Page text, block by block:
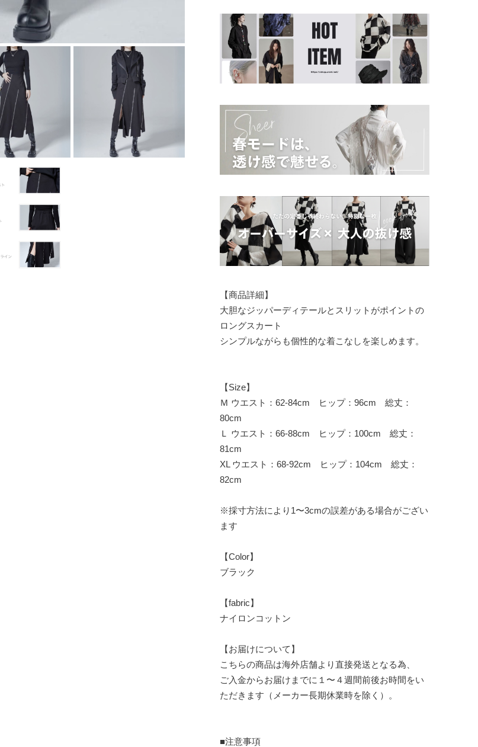
【商品詳細】
大胆なジッパーディテールとスリットがポイントの
ロングスカート
シンプルながらも個性的な着こなしを楽しめます。
【Size】
Ｍ ウエスト：62-84cm ヒップ：96cm 総丈：
80cm
Ｌ ウエスト：66-88cm ヒップ：100cm 総丈：
81cm
XL ウエスト：68-92cm ヒップ：104cm 総丈：
82cm
※採寸方法により1〜3cmの誤差がある場合がござい
ます
【Color】
ブラック
【fabric】
ナイロンコットン
【お届けについて】
こちらの商品は海外店舗より直接発送となる為、
ご入金からお届けまでに１〜４週間前後お時間をい
ただきます（メーカー長期休業時を除く）。
■注意事項